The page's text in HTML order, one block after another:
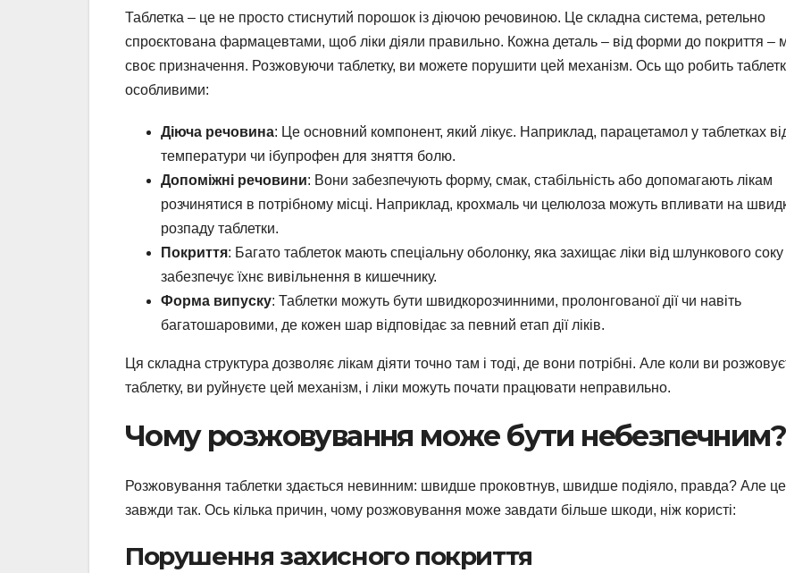
Таблетка – це не просто стиснутий порошок із діючою речовиною. Це складна система, ретельно
спроєктована фармацевтами, щоб ліки діяли правильно. Кожна деталь – від форми до покриття –
своє призначення. Розжовуючи таблетку, ви можете порушити цей механізм. Ось що робить
особливими:
Діюча речовина: Це основний компонент, який лікує. Наприклад, парацетамол у таблетках
температури чи ібупрофен для зняття болю.
Допоміжні речовини: Вони забезпечують форму, смак, стабільність або допомагають лікам
розчинятися в потрібному місці. Наприклад, крохмаль чи целюлоза можуть впливати на
розпаду таблетки.
Покриття: Багато таблеток мають спеціальну оболонку, яка захищає ліки від шлункового
забезпечує їхнє вивільнення в кишечнику.
Форма випуску: Таблетки можуть бути швидкорозчинними, пролонгованої дії чи навіть
багатошаровими, де кожен шар відповідає за певний етап дії ліків.
Ця складна структура дозволяє лікам діяти точно там і тоді, де вони потрібні. Але коли ви
таблетку, ви руйнуєте цей механізм, і ліки можуть почати працювати неправильно.
Чому розжовування може бути небезпечним?
Розжовування таблетки здається невинним: швидше проковтнув, швидше подіяло, правда? Але
завжди так. Ось кілька причин, чому розжовування може завдати більше шкоди, ніж користі:
Порушення захисного покриття